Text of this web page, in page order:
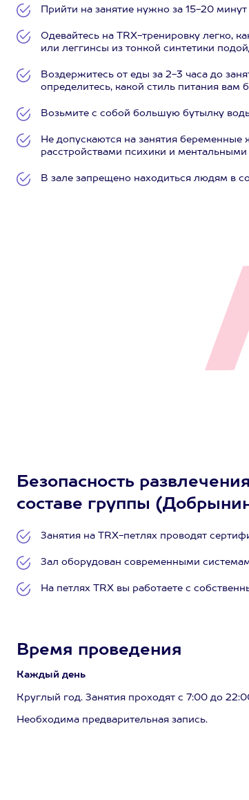
Прийти на занятие нужно за 15-20 минут
Одевайтесь на TRX-тренировку легко,
или леггинсы из тонкой синтетики
Воздержитесь от еды за 2-3 часа до
определитесь, какой стиль питания вам
Возьмите с собой большую бутылку
Не допускаются на занятия
расстройствами психики и
В зале запрещено находиться людям в
Безопасность
составе группы
Занятия на TRX-петлях проводят
Зал оборудован современными
На петлях TRX вы работаете с
Время проведения
Каждый день
Круглый год. Занятия проходят с 7:00 до
Необходима предварительная запись.